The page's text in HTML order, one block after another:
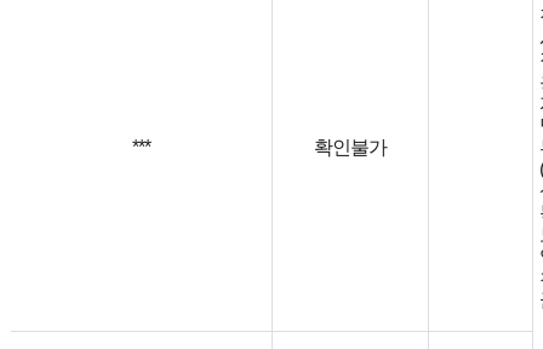
*** 확인불가